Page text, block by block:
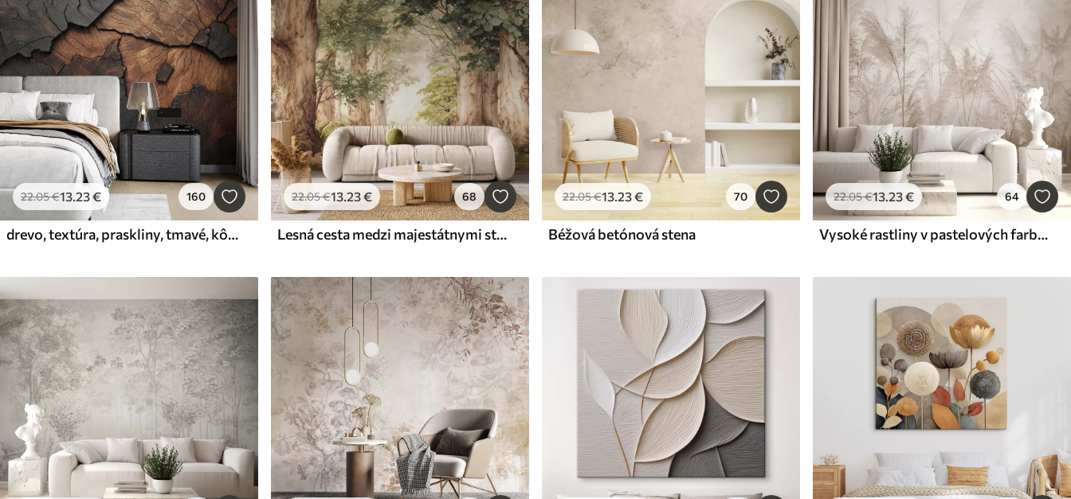
22.05€13.23€ 160
drevo, textúra, praskliny, tmavé, kôra, povrch
22.05€13.23€ 68
Lesná cesta medzi majestátnymi stromami v akvarelovom štýle
22.05€13.23€ 70
Béžová betónová stena
22.05€13.23€ 64
Vysoké rastliny v pastelových farbách